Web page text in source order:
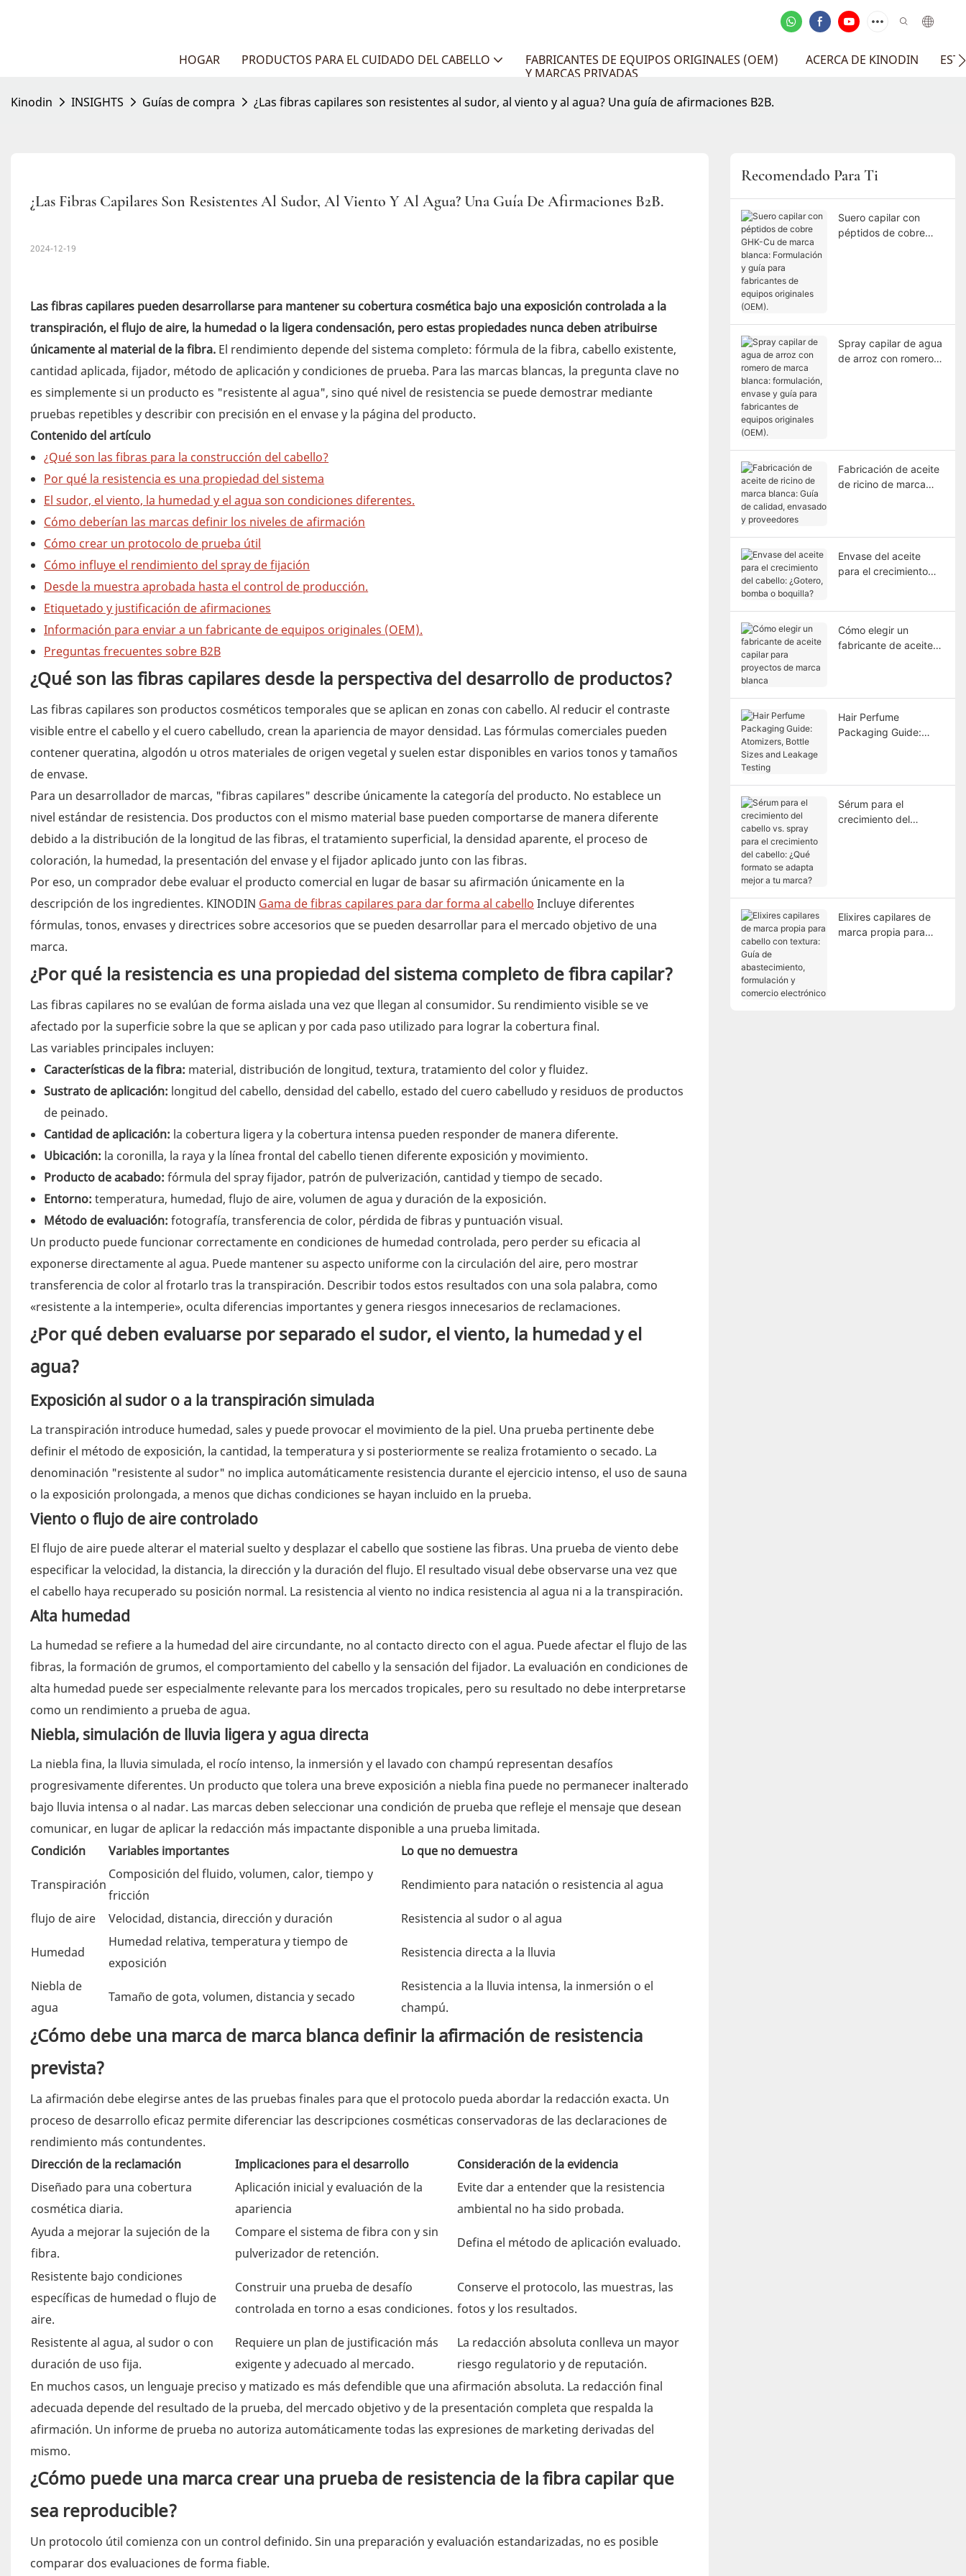
HOGAR PRODUCTOS PARA EL CUIDADO DEL CABELLO
FABRICANTES DE EQUIPOS ORIGINALES (OEM)
Y MARCAS PRIVADAS
ACERCA DE KINODIN
Kinodin INSIGHTS Guías de compra ¿Las fibras capilares son resistentes al sudor, al viento y al agua? Una guía de afirmaciones B2B.
¿Las Fibras Capilares Son Resistentes Al Sudor, Al Viento Y Al Agua? Una Guía De Afirmaciones B2B.
2024-12-19
Las fibras capilares pueden desarrollarse para mantener su cobertura cosmética bajo una exposición controlada a la
transpiración, el flujo de aire, la humedad o la ligera condensación, pero estas propiedades nunca deben atribuirse
únicamente al material de la fibra.El rendimiento depende del sistema completo: fórmula de la fibra, cabello existente,
cantidad aplicada, fijador, método de aplicación y condiciones de prueba. Para las marcas blancas, la pregunta clave no
es simplemente si un producto es "resistente al agua", sino qué nivel de resistencia se puede demostrar mediante
pruebas repetibles y describir con precisión en el envase y la página del producto.
Contenido del artículo
¿Qué son las fibras para la construcción del cabello?
Por qué la resistencia es una propiedad del sistema
El sudor, el viento, la humedad y el agua son condiciones diferentes.
Cómo deberían las marcas definir los niveles de afirmación
Cómo crear un protocolo de prueba útil
Cómo influye el rendimiento del spray de fijación
Desde la muestra aprobada hasta el control de producción.
Etiquetado y justificación de afirmaciones
Información para enviar a un fabricante de equipos originales (OEM).
Preguntas frecuentes sobre B2B
¿Qué son las fibras capilares desde la perspectiva del desarrollo de productos?
Las fibras capilares son productos cosméticos temporales que se aplican en zonas con cabello. Al reducir el contraste
visible entre el cabello y el cuero cabelludo, crean la apariencia de mayor densidad. Las fórmulas comerciales pueden
contener queratina, algodón u otros materiales de origen vegetal y suelen estar disponibles en varios tonos y tamaños
de envase.
Para un desarrollador de marcas, "fibras capilares" describe únicamente la categoría del producto. No establece un
nivel estándar de resistencia. Dos productos con el mismo material base pueden comportarse de manera diferente
debido a la distribución de la longitud de las fibras, el tratamiento superficial, la densidad aparente, el proceso de
coloración, la humedad, la presentación del envase y el fijador aplicado junto con las fibras.
Por eso, un comprador debe evaluar el producto comercial en lugar de basar su afirmación únicamente en la
descripción de los ingredientes. KINODIN Gama de fibras capilares para dar forma al cabello Incluye diferentes
fórmulas, tonos, envases y directrices sobre accesorios que se pueden desarrollar para el mercado objetivo de una
marca.
¿Por qué la resistencia es una propiedad del sistema completo de fibra capilar?
Las fibras capilares no se evalúan de forma aislada una vez que llegan al consumidor. Su rendimiento visible se ve
afectado por la superficie sobre la que se aplican y por cada paso utilizado para lograr la cobertura final.
Las variables principales incluyen:
Características de la fibra: material, distribución de longitud, textura, tratamiento del color y fluidez.
Sustrato de aplicación: longitud del cabello, densidad del cabello, estado del cuero cabelludo y residuos de productos
de peinado.
Cantidad de aplicación: la cobertura ligera y la cobertura intensa pueden responder de manera diferente.
Ubicación: la coronilla, la raya y la línea frontal del cabello tienen diferente exposición y movimiento.
Producto de acabado: fórmula del spray fijador, patrón de pulverización, cantidad y tiempo de secado.
Entorno: temperatura, humedad, flujo de aire, volumen de agua y duración de la exposición.
Método de evaluación: fotografía, transferencia de color, pérdida de fibras y puntuación visual.
Un producto puede funcionar correctamente en condiciones de humedad controlada, pero perder su eficacia al
exponerse directamente al agua. Puede mantener su aspecto uniforme con la circulación del aire, pero mostrar
transferencia de color al frotarlo tras la transpiración. Describir todos estos resultados con una sola palabra, como
«resistente a la intemperie», oculta diferencias importantes y genera riesgos innecesarios de reclamaciones.
¿Por qué deben evaluarse por separado el sudor, el viento, la humedad y el
agua?
Exposición al sudor o a la transpiración simulada
La transpiración introduce humedad, sales y puede provocar el movimiento de la piel. Una prueba pertinente debe
definir el método de exposición, la cantidad, la temperatura y si posteriormente se realiza frotamiento o secado. La
denominación "resistente al sudor" no implica automáticamente resistencia durante el ejercicio intenso, el uso de sauna
o la exposición prolongada, a menos que dichas condiciones se hayan incluido en la prueba.
Viento o flujo de aire controlado
El flujo de aire puede alterar el material suelto y desplazar el cabello que sostiene las fibras. Una prueba de viento debe
especificar la velocidad, la distancia, la dirección y la duración del flujo. El resultado visual debe observarse una vez que
el cabello haya recuperado su posición normal. La resistencia al viento no indica resistencia al agua ni a la transpiración.
Alta humedad
La humedad se refiere a la humedad del aire circundante, no al contacto directo con el agua. Puede afectar el flujo de las
fibras, la formación de grumos, el comportamiento del cabello y la sensación del fijador. La evaluación en condiciones de
alta humedad puede ser especialmente relevante para los mercados tropicales, pero su resultado no debe interpretarse
como un rendimiento a prueba de agua.
Niebla, simulación de lluvia ligera y agua directa
La niebla fina, la lluvia simulada, el rocío intenso, la inmersión y el lavado con champú representan desafíos
progresivamente diferentes. Un producto que tolera una breve exposición a niebla fina puede no permanecer inalterado
bajo lluvia intensa o al nadar. Las marcas deben seleccionar una condición de prueba que refleje el mensaje que desean
comunicar, en lugar de aplicar la redacción más impactante disponible a una prueba limitada.
Condición
Variables importantes Lo que no demuestra
Transpiración
Composición del fluido, volumen, calor, tiempo y
fricción
Rendimiento para natación o resistencia al agua
flujo de aire Velocidad, distancia, dirección y duración Resistencia al sudor o al agua
Humedad
Humedad relativa, temperatura y tiempo de
exposición
Resistencia directa a la lluvia
Niebla de
agua
Tamaño de gota, volumen, distancia y secado
Resistencia a la lluvia intensa, la inmersión o el
champú.
¿Cómo debe una marca de marca blanca definir la afirmación de resistencia
prevista?
La afirmación debe elegirse antes de las pruebas finales para que el protocolo pueda abordar la redacción exacta. Un
proceso de desarrollo eficaz permite diferenciar las descripciones cosméticas conservadoras de las declaraciones de
rendimiento más contundentes.
Dirección de la reclamación
Implicaciones para el desarrollo
Consideración de la evidencia
Diseñado para una cobertura
cosmética diaria.
Aplicación inicial y evaluación de la
apariencia
Evite dar a entender que la resistencia
ambiental no ha sido probada.
Ayuda a mejorar la sujeción de la
fibra.
Compare el sistema de fibra con y sin
pulverizador de retención.
Defina el método de aplicación evaluado.
Resistente bajo condiciones
específicas de humedad o flujo de
aire.
Construir una prueba de desafío
controlada en torno a esas condiciones.
Conserve el protocolo, las muestras, las
fotos y los resultados.
Resistente al agua, al sudor o con
duración de uso fija.
Requiere un plan de justificación más
exigente y adecuado al mercado.
La redacción absoluta conlleva un mayor
riesgo regulatorio y de reputación.
En muchos casos, un lenguaje preciso y matizado es más defendible que una afirmación absoluta. La redacción final
adecuada depende del resultado de la prueba, del mercado objetivo y de la presentación completa que respalda la
afirmación. Un informe de prueba no autoriza automáticamente todas las expresiones de marketing derivadas del
mismo.
¿Cómo puede una marca crear una prueba de resistencia de la fibra capilar que
sea reproducible?
Un protocolo útil comienza con un control definido. Sin una preparación y evaluación estandarizadas, no es posible
comparar dos evaluaciones de forma fiable.
Recomendado Para Ti
Suero capilar con
péptidos de cobre
Spray capilar de agua
de arroz con romero
Fabricación de aceite
de ricino de marca
Envase del aceite
para el crecimiento
Cómo elegir un
fabricante de aceite
Hair Perfume
Packaging Guide:
Sérum para el
crecimiento del
Elixires capilares de
marca propia para